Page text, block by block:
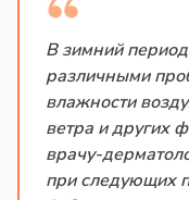
В зимний
различными
влажности
ветра и других
врачу-
при следующих